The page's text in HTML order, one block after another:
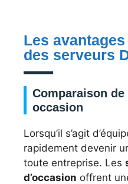
Les
des serveurs
Comparaison
occasion
Lorsqu’il s’agit
rapidement devenir
toute entreprise. Les
d’occasion offrent